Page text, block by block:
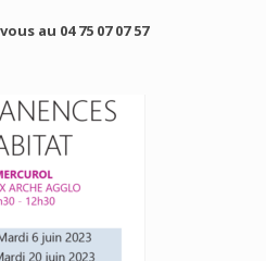
au 04 75 07 07 57